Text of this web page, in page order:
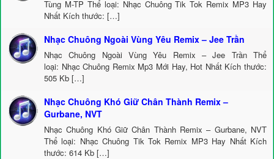
Tùng M-TP Thể loại: Nhạc Chuông Tik Tok Remix MP3 Hay
Nhất Kích thước: […]
Nhạc Chuông Ngoài Vùng Yêu Remix – Jee Trần
Nhạc Chuông Ngoài Vùng Yêu Remix – Jee Trần Thể
loại: Nhạc Chuông Remix Mp3 Mới Hay, Hot Nhất Kích thước:
505 Kb […]
Nhạc Chuông Khó Giữ Chân Thành Remix –
Gurbane, NVT
Nhạc Chuông Khó Giữ Chân Thành Remix – Gurbane, NVT
Thể loại: Nhạc Chuông Tik Tok Remix MP3 Hay Nhất Kích
thước: 614 Kb […]